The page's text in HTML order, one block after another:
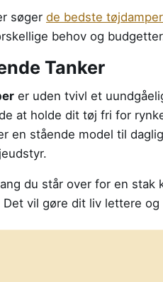
søger de bedste
behov og
Tanker
er uden tvivl et
at holde dit tøj fri for
en stående model til
du står over for en stak
Det vil gøre dit liv lettere